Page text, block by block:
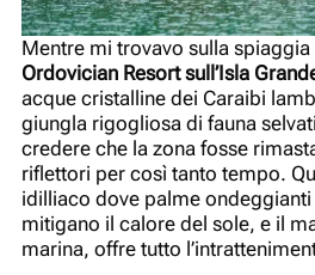
Mentre mi trovavo sulla
Ordovician Resort sull’Isla
acque cristalline dei Caraibi
giungla rigogliosa di fauna
credere che la zona fosse
riflettori per così tanto tempo.
idilliaco dove palme ondeggianti
mitigano il calore del sole, e il
marina, offre tutto